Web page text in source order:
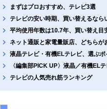
まずはプロおすすめ、テレビ3選
テレビの安い時期、買い替えるなら
平均使用年数は10.7年、買い替え目
ネット通販と家電量販店、どちらが
液晶テレビ・有機ELテレビ、選ぶポ
〈編集部PICK UP〉液晶／有機EL
テレビの人気売れ筋ランキング